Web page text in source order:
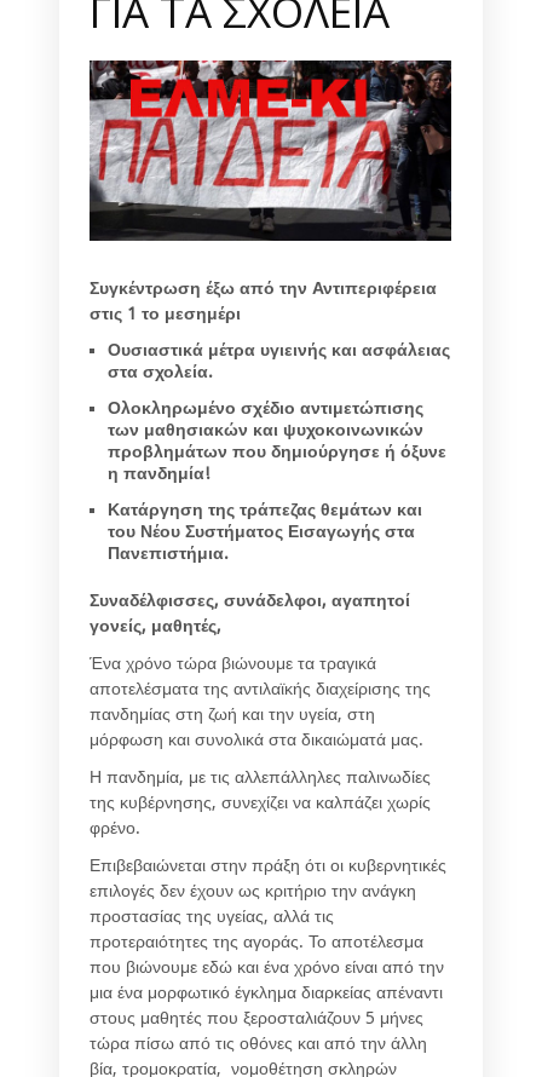
Συγκέντρωση έξω από την Αντιπεριφέρεια
στις 1 το μεσημέρι
Ουσιαστικά μέτρα υγιεινής και ασφάλειας
στα σχολεία.
Ολοκληρωμένο σχέδιο αντιμετώπισης
των μαθησιακών και ψυχοκοινωνικών
προβλημάτων που δημιούργησε ή όξυνε
η πανδημία!
Κατάργηση της τράπεζας θεμάτων και
του Νέου Συστήματος Εισαγωγής στα
Πανεπιστήμια.
Συναδέλφισσες, συνάδελφοι, αγαπητοί
γονείς, μαθητές,
Ένα χρόνο τώρα βιώνουμε τα τραγικά
αποτελέσματα της αντιλαϊκής διαχείρισης της
πανδημίας στη ζωή και την υγεία, στη
μόρφωση και συνολικά στα δικαιώματά μας.
Η πανδημία, με τις αλλεπάλληλες παλινωδίες
της κυβέρνησης, συνεχίζει να καλπάζει χωρίς
φρένο.
Επιβεβαιώνεται στην πράξη ότι οι κυβερνητικές
επιλογές δεν έχουν ως κριτήριο την ανάγκη
προστασίας της υγείας, αλλά τις
προτεραιότητες της αγοράς. Το αποτέλεσμα
που βιώνουμε εδώ και ένα χρόνο είναι από την
μια ένα μορφωτικό έγκλημα διαρκείας απέναντι
στους μαθητές που ξεροσταλιάζουν 5 μήνες
τώρα πίσω από τις οθόνες και από την άλλη
βία, τρομοκρατία, νομοθέτηση σκληρών